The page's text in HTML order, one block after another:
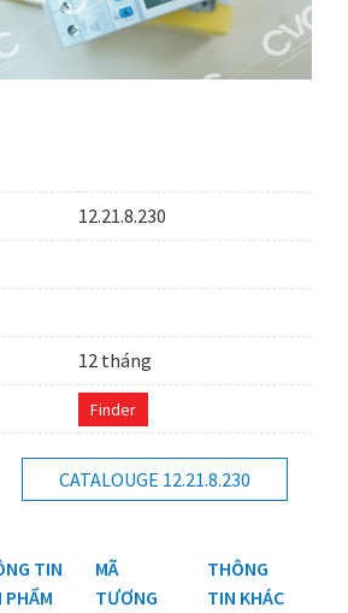
12.21.8.230
12 tháng
Finder
CATALOUGE 12.21.8.230
TIN
PHẨM
MÃ
TƯƠNG
THÔNG
TIN KHÁC